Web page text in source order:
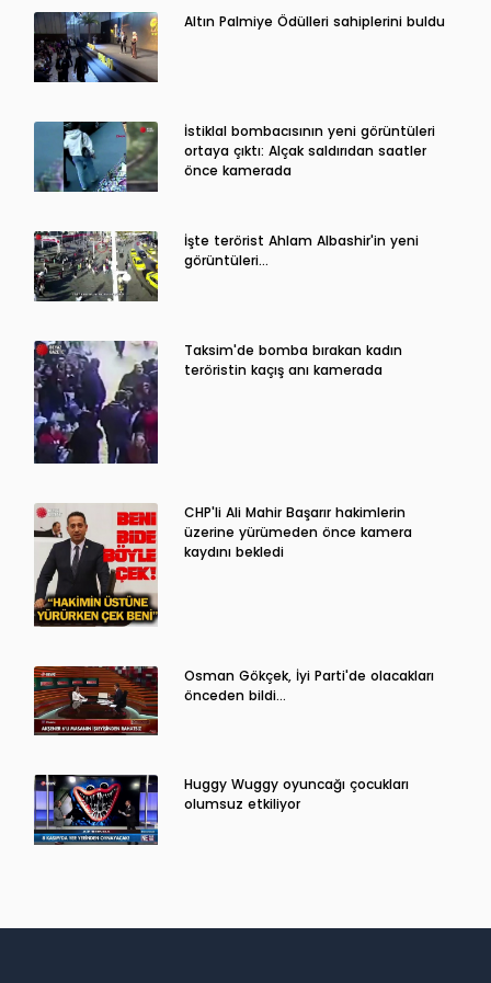
Altın Palmiye Ödülleri sahiplerini buldu
İstiklal bombacısının yeni görüntüleri
ortaya çıktı: Alçak saldırıdan saatler
önce kamerada
İşte terörist Ahlam Albashir'in yeni
görüntüleri…
Taksim'de bomba bırakan kadın
teröristin kaçış anı kamerada
CHP'li Ali Mahir Başarır hakimlerin
üzerine yürümeden önce kamera
kaydını bekledi
Osman Gökçek, İyi Parti'de olacakları
önceden bildi...
Huggy Wuggy oyuncağı çocukları
olumsuz etkiliyor